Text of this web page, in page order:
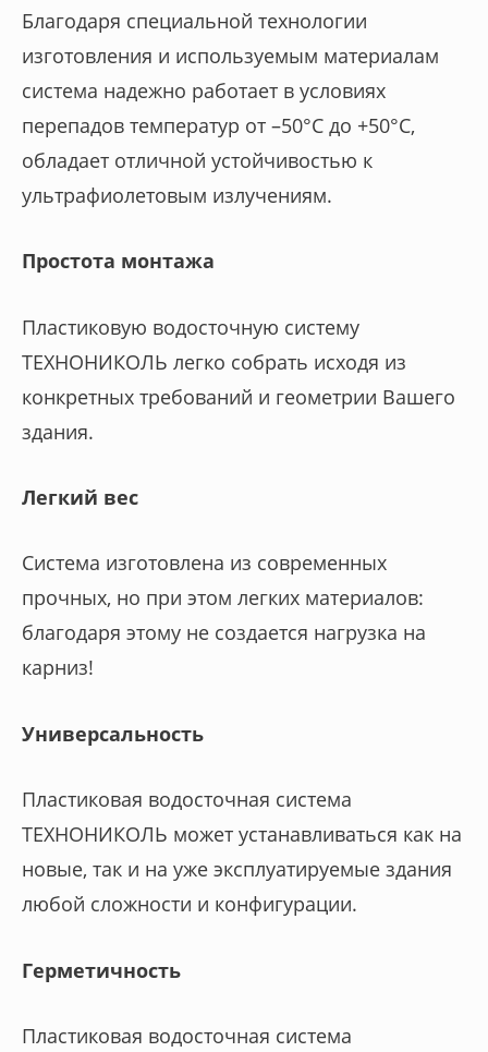
Благодаря специальной технологии
изготовления и используемым материалам
система надежно работает в условиях
перепадов температур от –50°C до +50°C,
обладает отличной устойчивостью к
ультрафиолетовым излучениям.
Простота монтажа
Пластиковую водосточную систему
ТЕХНОНИКОЛЬ легко собрать исходя из
конкретных требований и геометрии Вашего
здания.
Легкий вес
Система изготовлена из современных
прочных, но при этом легких материалов:
благодаря этому не создается нагрузка на
карниз!
Универсальность
Пластиковая водосточная система
ТЕХНОНИКОЛЬ может устанавливаться как на
новые, так и на уже эксплуатируемые здания
любой сложности и конфигурации.
Герметичность
Пластиковая водосточная система